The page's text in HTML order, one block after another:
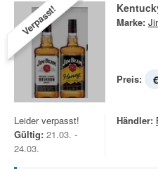
Verpasst! Marke:
Preis:
Leider verpasst!
Gültig: 21.03. -
24.03.
Händler: